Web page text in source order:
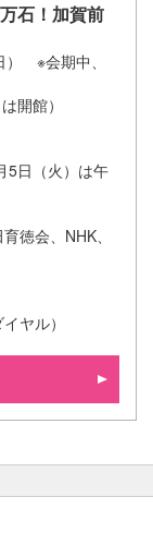
石！加賀前
※会期中、
開館）
5日（火）は午
徳会、NHK、
ヤル）